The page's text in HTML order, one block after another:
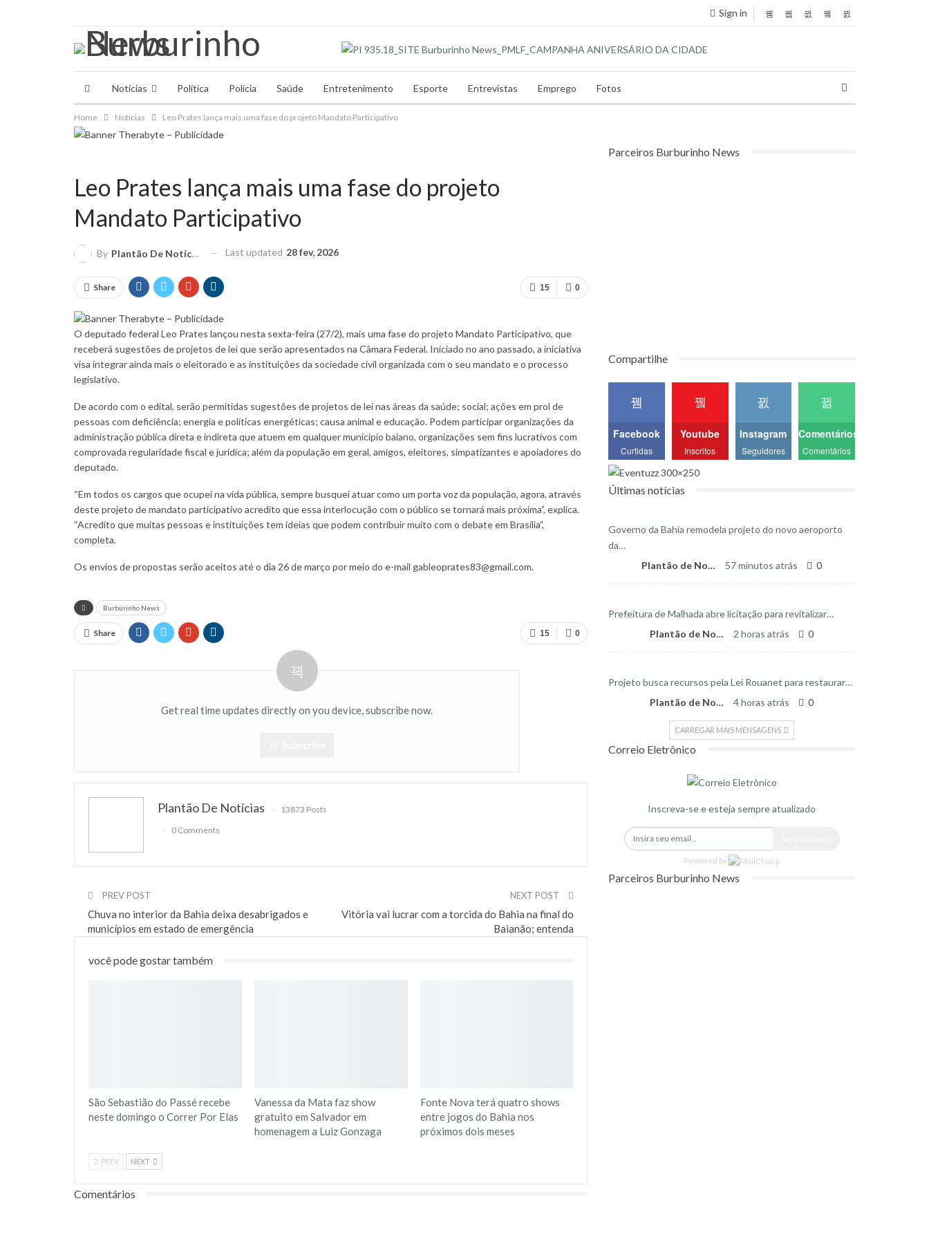
Sign in
Notícias Política Polícia Saúde Entretenimento Esporte Entrevistas Emprego Fotos
Home Notícias Leo Prates lança mais uma fase do projeto Mandato Participativo
Leo Prates lança mais uma fase do projeto
Mandato Participativo
By Plantão De Notícias Last updated 28 fev, 2026
0
15
Share
O deputado federal Leo Prates lançou nesta sexta-feira (27/2), mais uma fase do projeto Mandato Participativo, que
receberá sugestões de projetos de lei que serão apresentados na Câmara Federal. Iniciado no ano passado, a iniciativa
visa integrar ainda mais o eleitorado e as instituições da sociedade civil organizada com o seu mandato e o processo
legislativo.
De acordo com o edital, serão permitidas sugestões de projetos de lei nas áreas da saúde; social; ações em prol de
pessoas com deficiência; energia e políticas energéticas; causa animal e educação. Podem participar organizações da
administração pública direta e indireta que atuem em qualquer município baiano, organizações sem fins lucrativos com
comprovada regularidade fiscal e jurídica; além da população em geral, amigos, eleitores, simpatizantes e apoiadores do
deputado.
“Em todos os cargos que ocupei na vida pública, sempre busquei atuar como um porta voz da população, agora, através
deste projeto de mandato participativo acredito que essa interlocução com o público se tornará mais próxima”, explica.
“Acredito que muitas pessoas e instituições tem ideias que podem contribuir muito com o debate em Brasília”,
completa.
Os envios de propostas serão aceitos até o dia 26 de março por meio do e-mail gableoprates83@gmail.com.
Burburinho News
0
15
Share
Get real time updates directly on you device, subscribe now.
Plantão De Notícias
13873 Posts
0 Comments
PREV POST
Chuva no interior da Bahia deixa desabrigados e
municípios em estado de emergência
NEXT POST
Vitória vai lucrar com a torcida do Bahia na final do
Baianão; entenda
você pode gostar também
São Sebastião do Passé recebe
neste domingo o Correr Por Elas
Vanessa da Mata faz show
gratuito em Salvador em
homenagem a Luiz Gonzaga
Fonte Nova terá quatro shows
entre jogos do Bahia nos
próximos dois meses
PREV NEXT
Comentários
Parceiros Burburinho News
Compartilhe
Facebook
Curtidas
Youtube
Inscritos
Instagram
Seguidores
Comentários
Comentários
Últimas notícias
Governo da Bahia remodela projeto do novo aeroporto
da…
Plantão de Notícias
57 minutos atrás 0
Prefeitura de Malhada abre licitação para revitalizar…
Plantão de Notícias
2 horas atrás 0
Projeto busca recursos pela Lei Rouanet para restaurar…
Plantão de Notícias
4 horas atrás 0
CARREGAR MAIS MENSAGENS
Correio Eletrônico
Inscreva-se e esteja sempre atualizado
Powered by
Parceiros Burburinho News